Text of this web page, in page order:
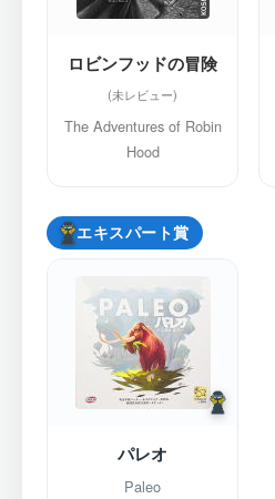
ロビンフッドの冒険
The Adventures of Robin
Hood
エキスパート賞
パレオ
Paleo